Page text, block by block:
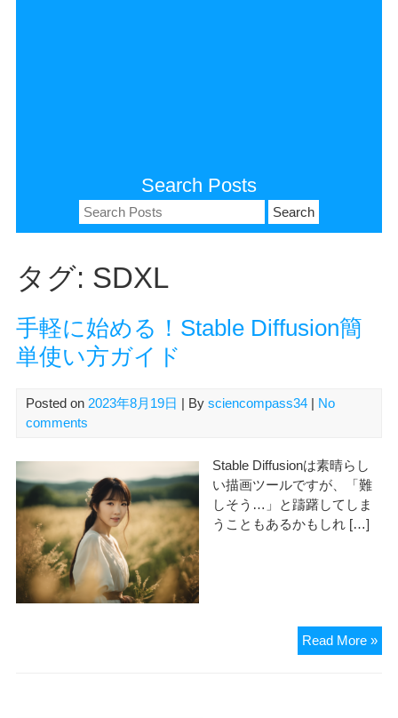
Search Posts
Search
for:
タグ: SDXL
手軽に始める！Stable Diffusion簡
単使い方ガイド
Posted on 2023年8月19日 | By sciencompass34| No
comments
Stable Diffusionは素晴らし
い描画ツールですが、「難
しそう…」と躊躇してしま
うこともあるかもしれ […]
Read More »手
軽